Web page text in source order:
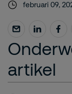
februari 09,
artikel